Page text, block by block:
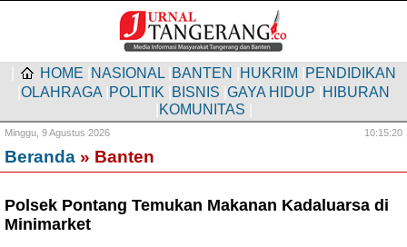
HOME NASIONAL BANTEN HUKRIM PENDIDIKAN
OLAHRAGA POLITIK BISNIS GAYA HIDUP HIBURAN
KOMUNITAS
Minggu, 9 Agustus 2026 10:15:21
Beranda » Banten
Polsek Pontang Temukan Makanan Kadaluarsa di
Minimarket